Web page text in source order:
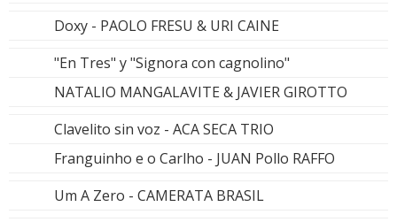
Doxy - PAOLO FRESU & URI CAINE
"En Tres" y "Signora con cagnolino"
NATALIO MANGALAVITE & JAVIER GIROTTO
Clavelito sin voz - ACA SECA TRIO
Franguinho e o Carlho - JUAN Pollo RAFFO
Um A Zero - CAMERATA BRASIL